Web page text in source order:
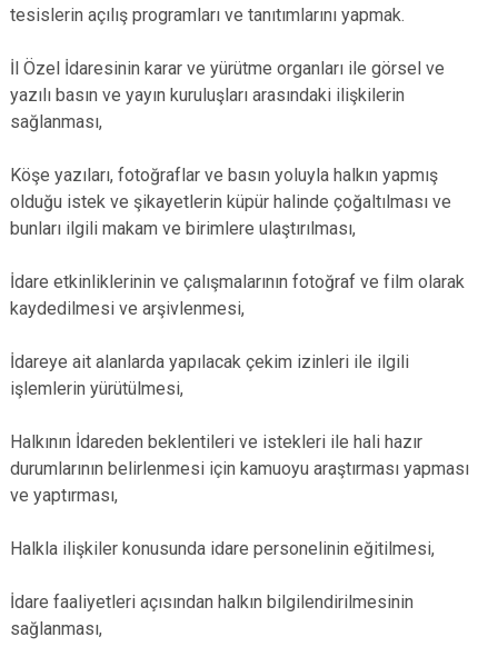
tesislerin açılış programları ve tanıtımlarını yapmak.
İl Özel İdaresinin karar ve yürütme organları ile görsel ve
yazılı basın ve yayın kuruluşları arasındaki ilişkilerin
sağlanması,
Köşe yazıları, fotoğraflar ve basın yoluyla halkın yapmış
olduğu istek ve şikayetlerin küpür halinde çoğaltılması ve
bunları ilgili makam ve birimlere ulaştırılması,
İdare etkinliklerinin ve çalışmalarının fotoğraf ve film olarak
kaydedilmesi ve arşivlenmesi,
İdareye ait alanlarda yapılacak çekim izinleri ile ilgili
işlemlerin yürütülmesi,
Halkının İdareden beklentileri ve istekleri ile hali hazır
durumlarının belirlenmesi için kamuoyu araştırması yapması
ve yaptırması,
Halkla ilişkiler konusunda idare personelinin eğitilmesi,
İdare faaliyetleri açısından halkın bilgilendirilmesinin
sağlanması,